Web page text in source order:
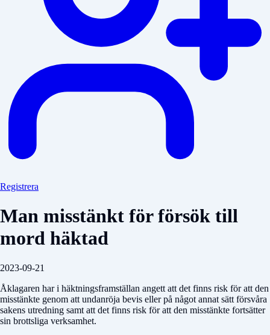
Registrera
Man misstänkt för försök till
mord häktad
2023-09-21
Åklagaren har i häktningsframställan angett att det finns risk för att den
misstänkte genom att undanröja bevis eller på något annat sätt försvåra
sakens utredning samt att det finns risk för att den misstänkte fortsätter
sin brottsliga verksamhet.